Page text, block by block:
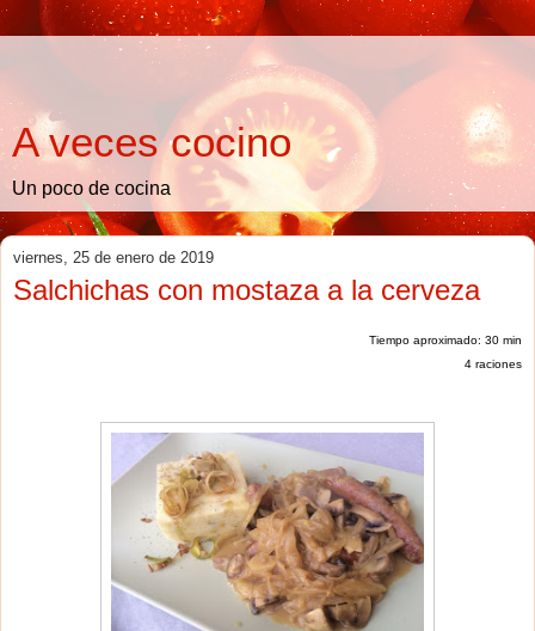
A veces cocino
Un poco de cocina
viernes, 25 de enero de 2019
Salchichas con mostaza a la cerveza
Tiempo aproximado: 30 min
4 raciones